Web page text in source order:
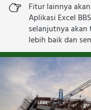
Fitur lainnya
Aplikasi Excel
selanjutnya akan
lebih baik dan